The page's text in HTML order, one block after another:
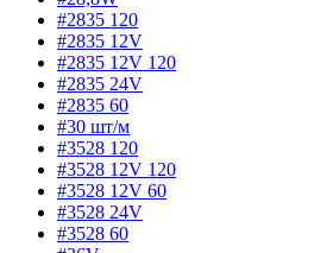
#2835 120
#2835 12V
#2835 12V 120
#2835 24V
#2835 60
#30 шт/м
#3528 120
#3528 12V 120
#3528 12V 60
#3528 24V
#3528 60